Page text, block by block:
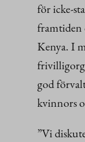
för icke-
framtiden
Kenya. I
god
kvinnors
”Vi